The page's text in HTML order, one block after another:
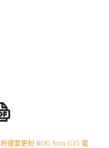
粉還要更粉 ROG Strix G15 電